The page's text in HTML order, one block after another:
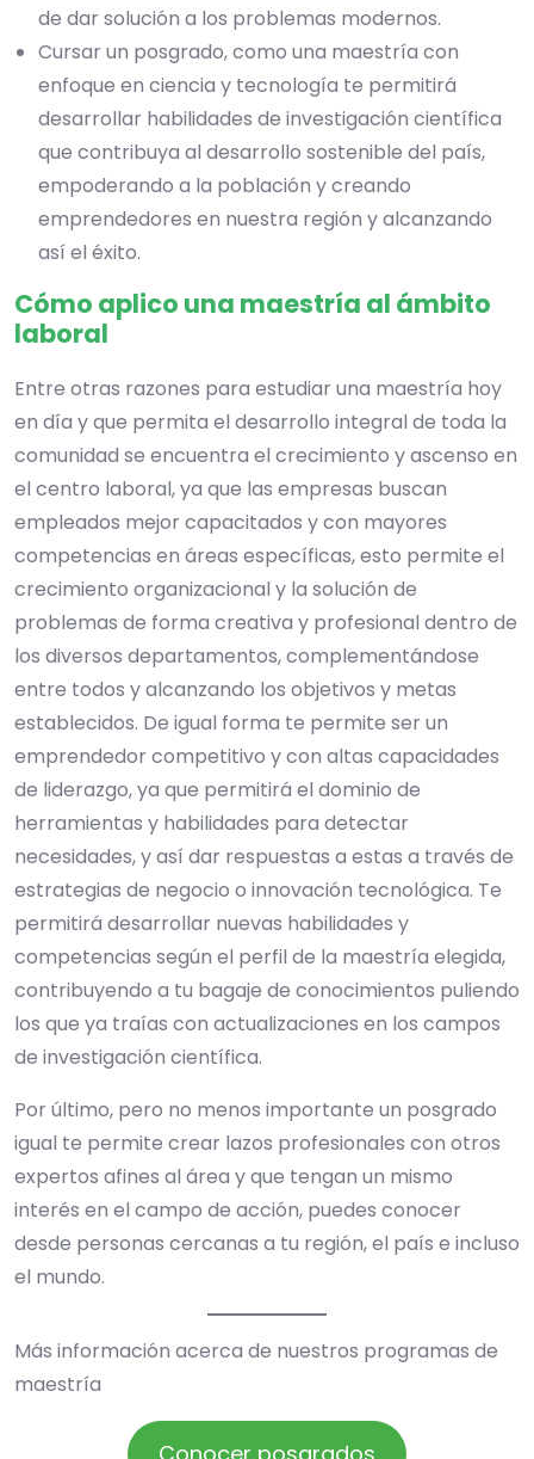
de dar solución a los problemas modernos.
Cursar un posgrado, como una maestría con
enfoque en ciencia y tecnología te permitirá
desarrollar habilidades de investigación científica
que contribuya al desarrollo sostenible del país,
empoderando a la población y creando
emprendedores en nuestra región y alcanzando
así el éxito.
Cómo aplico una maestría al ámbito
laboral
Entre otras razones para estudiar una maestría hoy
en día y que permita el desarrollo integral de toda la
comunidad se encuentra el crecimiento y ascenso en
el centro laboral, ya que las empresas buscan
empleados mejor capacitados y con mayores
competencias en áreas específicas, esto permite el
crecimiento organizacional y la solución de
problemas de forma creativa y profesional dentro de
los diversos departamentos, complementándose
entre todos y alcanzando los objetivos y metas
establecidos. De igual forma te permite ser un
emprendedor competitivo y con altas capacidades
de liderazgo, ya que permitirá el dominio de
herramientas y habilidades para detectar
necesidades, y así dar respuestas a estas a través de
estrategias de negocio o innovación tecnológica. Te
permitirá desarrollar nuevas habilidades y
competencias según el perfil de la maestría elegida,
contribuyendo a tu bagaje de conocimientos puliendo
los que ya traías con actualizaciones en los campos
de investigación científica.
Por último, pero no menos importante un posgrado
igual te permite crear lazos profesionales con otros
expertos afines al área y que tengan un mismo
interés en el campo de acción, puedes conocer
desde personas cercanas a tu región, el país e incluso
el mundo.
Más información acerca de nuestros programas de
maestría